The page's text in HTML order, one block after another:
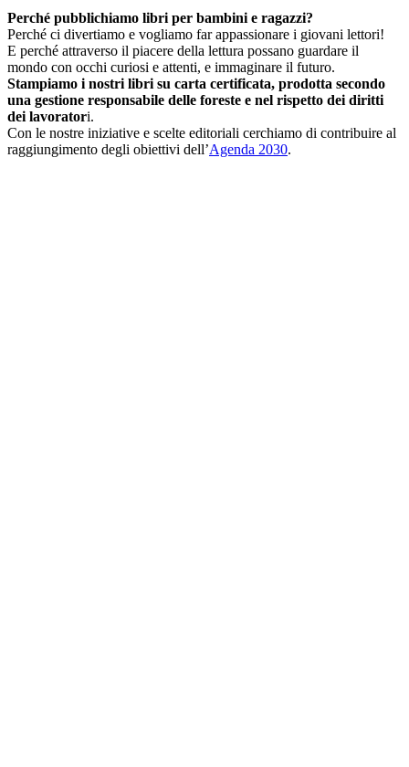
Perché pubblichiamo libri per bambini e ragazzi?
Perché ci divertiamo e vogliamo far appassionare i giovani lettori!
E perché attraverso il piacere della lettura possano guardare il
mondo con occhi curiosi e attenti, e immaginare il futuro.
Stampiamo i nostri libri su carta certificata, prodotta secondo
una gestione responsabile delle foreste e nel rispetto dei diritti
dei lavoratori.
Con le nostre iniziative e scelte editoriali cerchiamo di contribuire al
raggiungimento degli obiettivi dell’Agenda 2030.